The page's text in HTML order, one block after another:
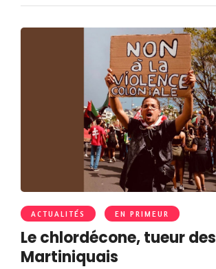
ACTUALITÉS EN PRIMEUR
Le chlordécone, tueur des
Martiniquais